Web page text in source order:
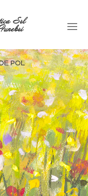
Srl
POL